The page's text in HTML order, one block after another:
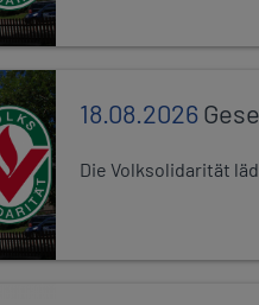
18.08.2026
Die Volksolidarität